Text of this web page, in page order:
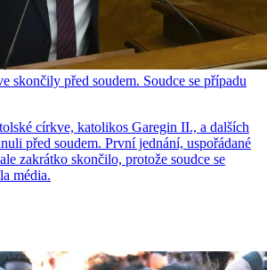
skončily před soudem. Soudce se případu
církve, katolikos Garegin II., a dalších
před soudem. První jednání, uspořádané
zakrátko skončilo, protože soudce se
média.